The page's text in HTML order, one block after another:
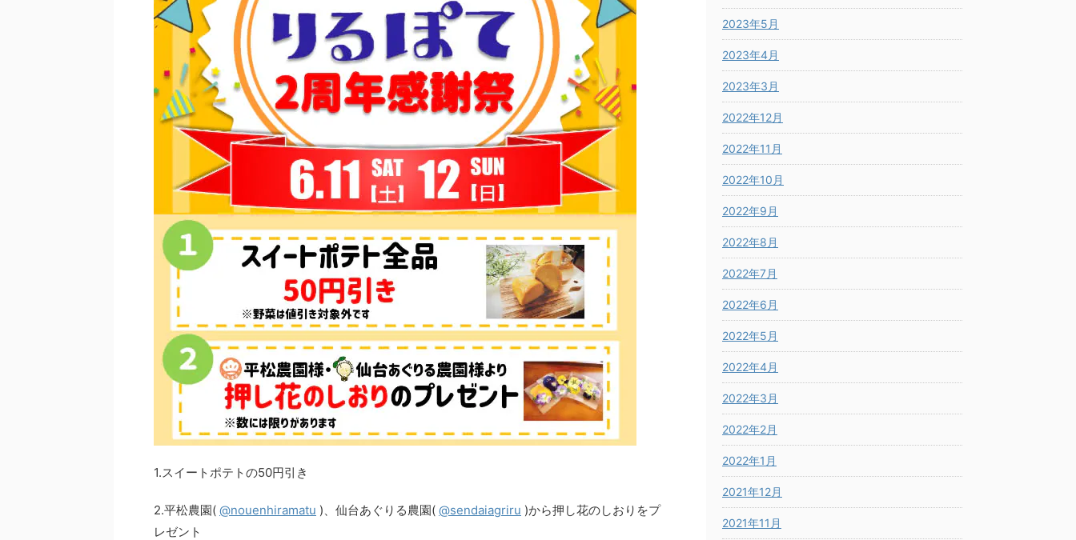
1.スイートポテトの50円引き
2.平松農園( @nouenhiramatu )、仙台あぐりる農園( @sendaiagriru )から押し花のしおりをプ
レゼント
2023年5月
2023年4月
2023年3月
2022年12月
2022年11月
2022年10月
2022年9月
2022年8月
2022年7月
2022年6月
2022年5月
2022年4月
2022年3月
2022年2月
2022年1月
2021年12月
2021年11月